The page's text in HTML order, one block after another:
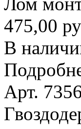
475,00
В
Арт.